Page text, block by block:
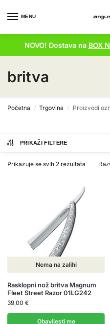
MENU
NOVO! Dostava na BOX
britva
Početna / Trgovina / Proizvodi
PRIKAŽI FILTERE
Prikazuje se svih 2 rezultata
Nema na zalihi
Rasklopni nož britva Magnum
Fleet Street Razor 01LG242
39,00 €
Obavijesti me